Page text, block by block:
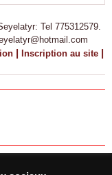
Tel 775312579.
| Inscription au site |